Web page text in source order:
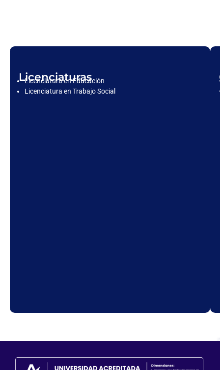
Licenciaturas
Licenciatura en Educación
Licenciatura en Trabajo Social